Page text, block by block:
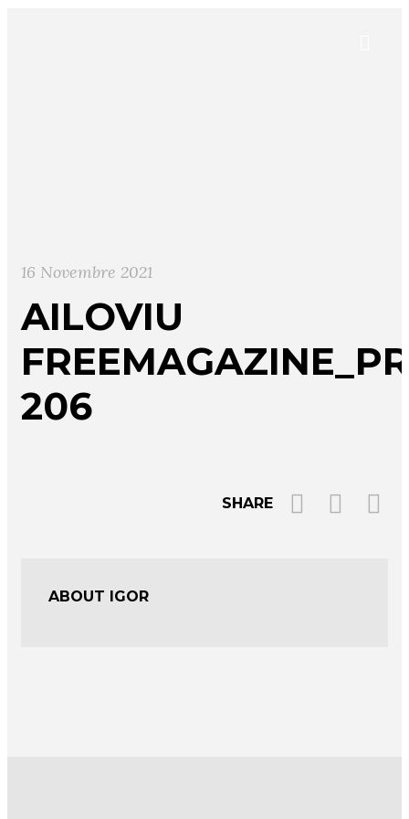
16 Novembre 2021
AILOVIU
206
SHARE
ABOUT IGOR